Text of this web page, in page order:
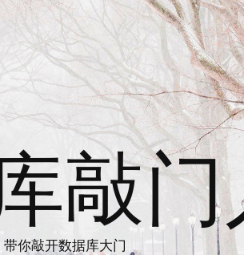
敲
带你敲开数据库大门